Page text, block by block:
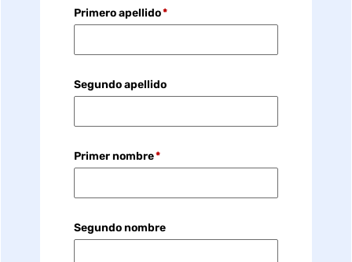
Primero apellido
Segundo apellido
Primer nombre
Segundo nombre